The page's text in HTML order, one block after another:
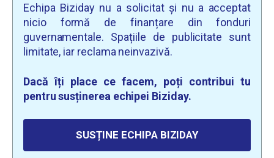
Echipa Biziday nu a solicitat și nu a acceptat
nicio formă de finanțare din fonduri
guvernamentale. Spațiile de publicitate sunt
limitate, iar reclama neinvazivă.
Dacă îți place ce facem, poți contribui tu
pentru susținerea echipei Biziday.
SUSȚINE ECHIPA BIZIDAY